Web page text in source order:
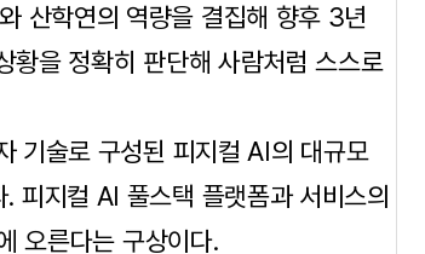
산학연의 역량을 결집해 향후 3년
황을 정확히 판단해 사람처럼 스스로
기술로 구성된 피지컬 AI의 대규모
피지컬 AI 풀스택 플랫폼과 서비스의
오른다는 구상이다.